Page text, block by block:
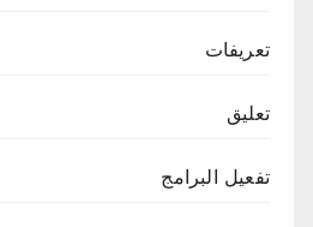
تعريفات
تعليق
تفعيل البرامج